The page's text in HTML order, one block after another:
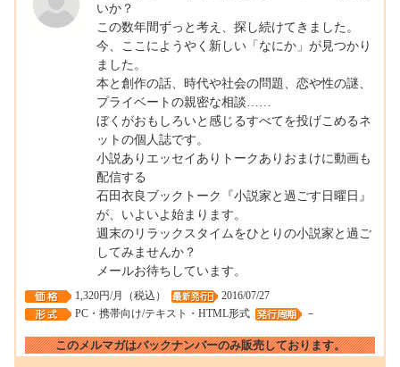
いか？
この数年間ずっと考え、探し続けてきました。
今、ここにようやく新しい「なにか」が見つかり
ました。
本と創作の話、時代や社会の問題、恋や性の謎、
プライベートの親密な相談……
ぼくがおもしろいと感じるすべてを投げこめるネ
ットの個人誌です。
小説ありエッセイありトークありおまけに動画も
配信する
石田衣良ブックトーク『小説家と過ごす日曜日』
が、いよいよ始まります。
週末のリラックスタイムをひとりの小説家と過ご
してみませんか？
メールお待ちしています。
1,320円/月（税込）
2016/07/27
PC・携帯向け/テキスト・HTML形式
－
このメルマガはバックナンバーのみ販売しております。